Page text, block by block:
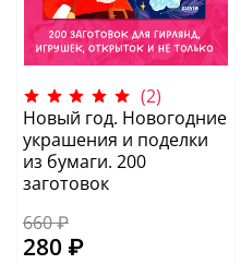
(2)
Новый год. Новогодние
украшения и поделки
из бумаги. 200
заготовок
660 ₽
280 ₽